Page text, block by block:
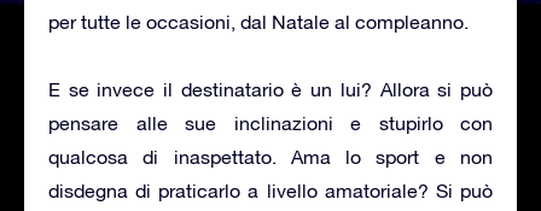
per tutte le occasioni, dal Natale al compleanno.
E se invece il destinatario è un lui? Allora si può
pensare alle sue inclinazioni e stupirlo con
qualcosa di inaspettato. Ama lo sport e non
disdegna di praticarlo a livello amatoriale? Si può